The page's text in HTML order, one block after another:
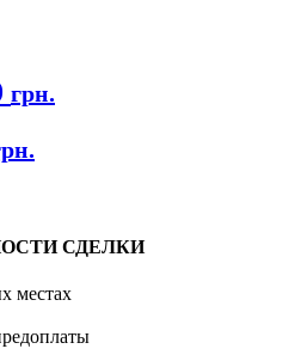
грн.
СДЕЛКИ
местах